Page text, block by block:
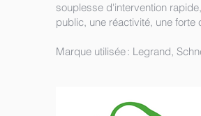
souplesse d'intervention
public, une réactivité, une
Marque utilisée : Legrand,